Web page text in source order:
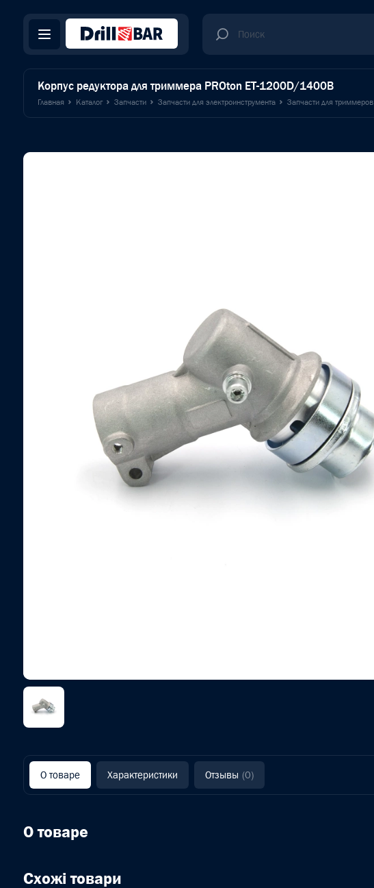
Корпус редуктора для триммера PROton ET-1200D/1400B
Главная Каталог Запчасти Запчасти для электроинструмента Запчасти для триммеров
О товаре Характеристики Отзывы (0)
О товаре
Схожі товари